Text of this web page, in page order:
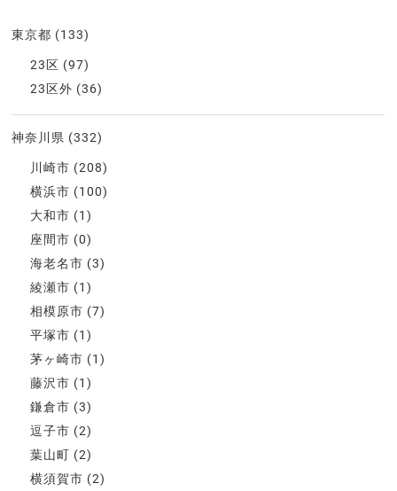
東京都 (133)
23区 (97)
23区外 (36)
神奈川県 (332)
川崎市 (208)
横浜市 (100)
大和市 (1)
座間市 (0)
海老名市 (3)
綾瀬市 (1)
相模原市 (7)
平塚市 (1)
茅ヶ崎市 (1)
藤沢市 (1)
鎌倉市 (3)
逗子市 (2)
葉山町 (2)
横須賀市 (2)